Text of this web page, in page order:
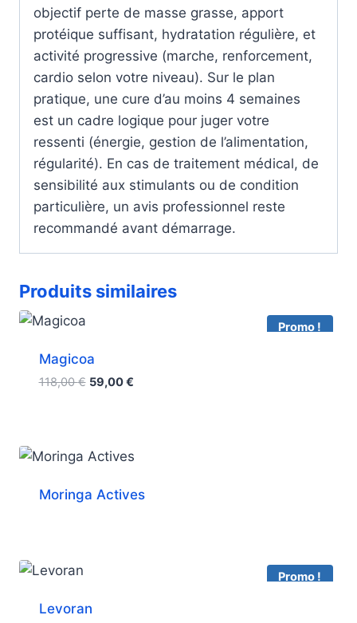
objectif perte de masse grasse, apport
protéique suffisant, hydratation régulière, et
activité progressive (marche, renforcement,
cardio selon votre niveau). Sur le plan
pratique, une cure d’au moins 4 semaines
est un cadre logique pour juger votre
ressenti (énergie, gestion de l’alimentation,
régularité). En cas de traitement médical, de
sensibilité aux stimulants ou de condition
particulière, un avis professionnel reste
recommandé avant démarrage.
Produits similaires
Promo !
Magicoa
118,00€ Le
118,00 €.
59,00€Le
59,00 €.
Moringa Actives
Promo !
Levoran